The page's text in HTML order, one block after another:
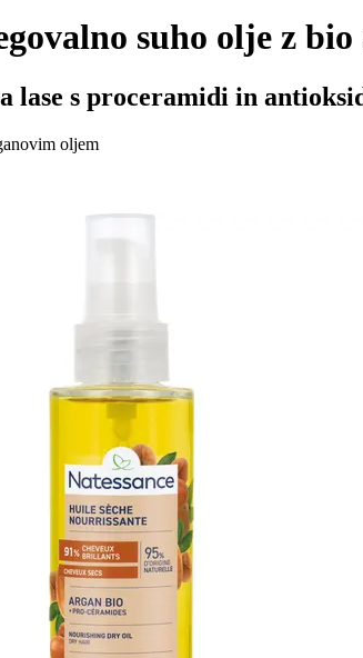
suho olje z
lase s proceramidi in
oljem